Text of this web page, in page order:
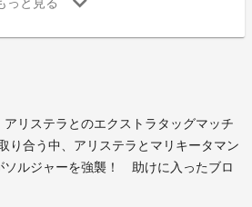
リステラとのエクストラタッグマッチ
合う中、アリステラとマリキータマン
ソルジャーを強襲！ 助けに入ったブロ